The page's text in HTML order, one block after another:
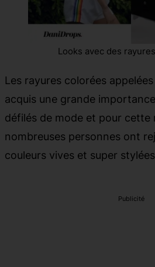
Looks avec des
Les rayures colorées
acquis une grande
défilés de mode et pour cette
nombreuses personnes ont
couleurs vives et super
Publicité